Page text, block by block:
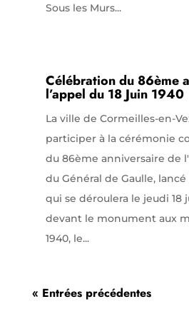
Sous les Murs...
Célébration du 86ème
l’appel du 18 Juin 1940
La ville de Cormeilles-en-
participer à la cérémonie
du 86ème anniversaire de
du Général de Gaulle, lancé
qui se déroulera le jeudi 18
devant le monument aux
1940, le...
« Entrées précédentes